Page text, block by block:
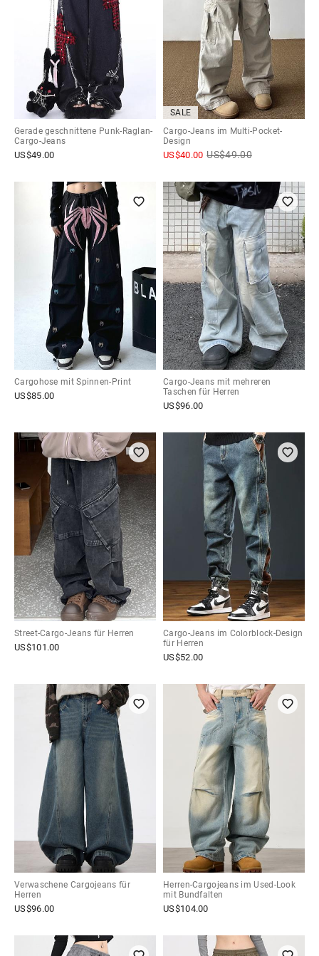
Gerade geschnittene Punk-Raglan-
Cargo-Jeans
US$49.00
SALE
Cargo-Jeans im Multi-Pocket-
Design
US$40.00 US$49.00
Cargohose mit Spinnen-Print
US$85.00
Cargo-Jeans mit mehreren
Taschen für Herren
US$96.00
Street-Cargo-Jeans für Herren
US$101.00
Cargo-Jeans im Colorblock-Design
für Herren
US$52.00
Verwaschene Cargojeans für
Herren
US$96.00
Herren-Cargojeans im Used-Look
mit Bundfalten
US$104.00